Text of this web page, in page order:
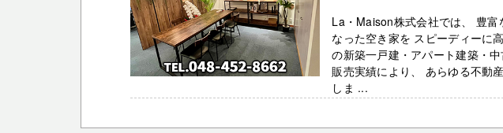
La・Maison株式会社では、 豊富
なった空き家を スピーディーに
の新築一戸建・アパート建築・
販売実績により、 あらゆる不動
しま ...